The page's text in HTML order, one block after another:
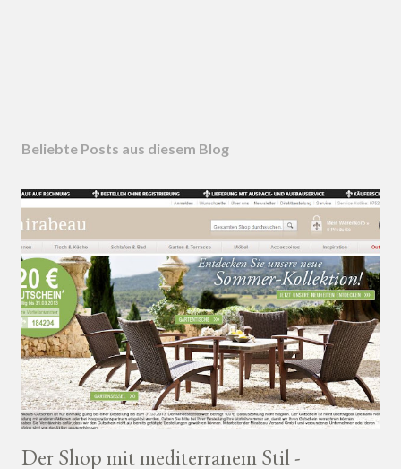
Beliebte Posts aus diesem Blog
Der Shop mit mediterranem Stil -